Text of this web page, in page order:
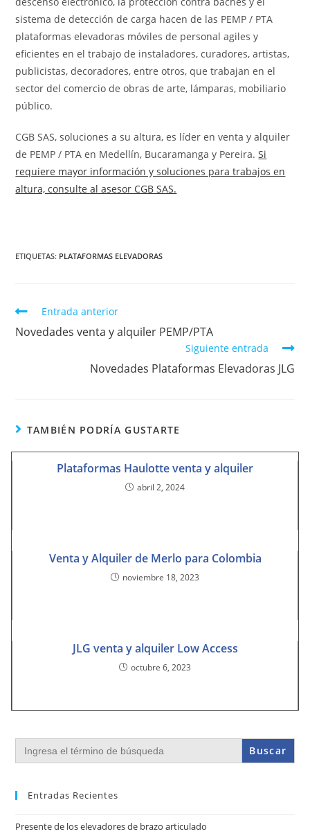
sistema de detección de carga hacen de las PEMP / PTA
plataformas elevadoras móviles de personal agiles y
eficientes en el trabajo de instaladores, curadores, artistas,
publicistas, decoradores, entre otros, que trabajan en el
sector del comercio de obras de arte, lámparas, mobiliario
público.
CGB SAS, soluciones a su altura, es líder en venta y alquiler
de PEMP / PTA en Medellín, Bucaramanga y Pereira.Si
requiere mayor información y soluciones para trabajos en
altura, consulte al asesor CGB SAS.
ETIQUETAS: PLATAFORMAS ELEVADORAS
Entrada anterior
Novedades venta y alquiler PEMP/PTA
Siguiente entrada
Novedades Plataformas Elevadoras JLG
TAMBIÉN PODRÍA GUSTARTE
Plataformas Haulotte venta y alquiler
abril 2, 2024
Venta y Alquiler de Merlo para Colombia
noviembre 18, 2023
JLG venta y alquiler Low Access
octubre 6, 2023
Buscar:
Entradas Recientes
Presente de los elevadores de brazo articulado